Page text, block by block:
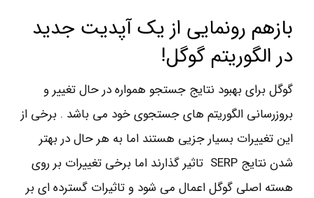
بازهم رونمایی از یک آپدیت جدید
در الگوریتم گوگل!
گوگل برای بهبود نتایج جستجو همواره در حال تغییر و
بروزرسانی الگوریتم های جستجوی خود می باشد . برخی از
این تغییرات بسیار جزیی هستند اما به هر حال در بهتر
شدن نتایج SERP تاثیر گذارند اما برخی تغییرات بر روی
هسته اصلی گوگل اعمال می شود و تاثیرات گسترده ای بر